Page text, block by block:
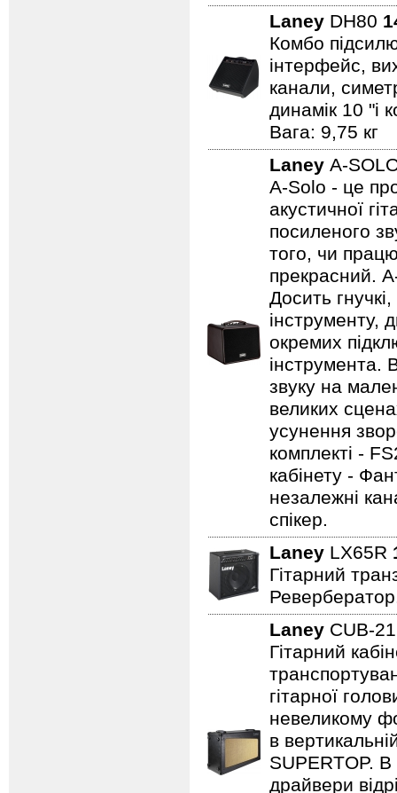
Laney DH80
Комбо
інтерфейс,
канали,
динамік 10 "і
Вага: 9,75 кг
Laney A-
A-Solo - це
акустичної
посиленого
того, чи
прекрасний.
Досить
інструменту,
окремих
інструмента.
звуку на
великих
усунення
комплекті -
кабінету -
незалежні
спікер.
Laney LX65R
Гітарний
Laney CUB-
Гітарний
гітарної
невеликому
в
SUPERTOP. В
драйвери